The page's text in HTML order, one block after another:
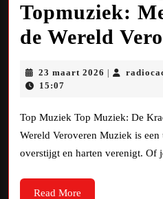
Topmuziek:
de Wereld
23 maart 2026 23
15:07
Top Muziek Top Muziek: De
Wereld Veroveren Muziek is
overstijgt en harten verenigt. Of
Read More